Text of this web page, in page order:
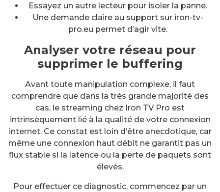
Essayez un autre lecteur pour isoler la panne.
Une demande claire au support sur iron-tv-
pro.eu permet d’agir vite.
Analyser votre réseau pour
supprimer le buffering
Avant toute manipulation complexe, il faut
comprendre que dans la très grande majorité des
cas, le streaming chez Iron TV Pro est
intrinsèquement lié à la qualité de votre connexion
internet. Ce constat est loin d’être anecdotique, car
même une connexion haut débit ne garantit pas un
flux stable si la latence ou la perte de paquets sont
élevés.
Pour effectuer ce diagnostic, commencez par un